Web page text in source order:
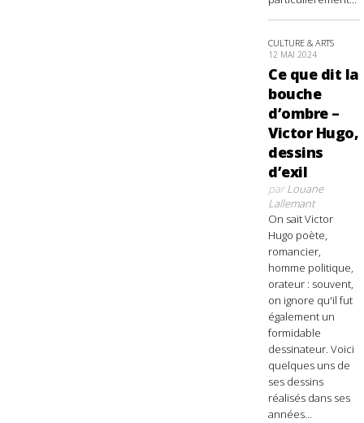
CULTURE & ARTS
12 MAI 2024
Ce que dit la
bouche
d’ombre –
Victor Hugo,
dessins
d’exil
parLouane
Lallemant
On sait Victor
Hugo poète,
romancier,
homme politique,
orateur : souvent,
on ignore qu'il fut
également un
formidable
dessinateur. Voici
quelques uns de
ses dessins
réalisés dans ses
années...